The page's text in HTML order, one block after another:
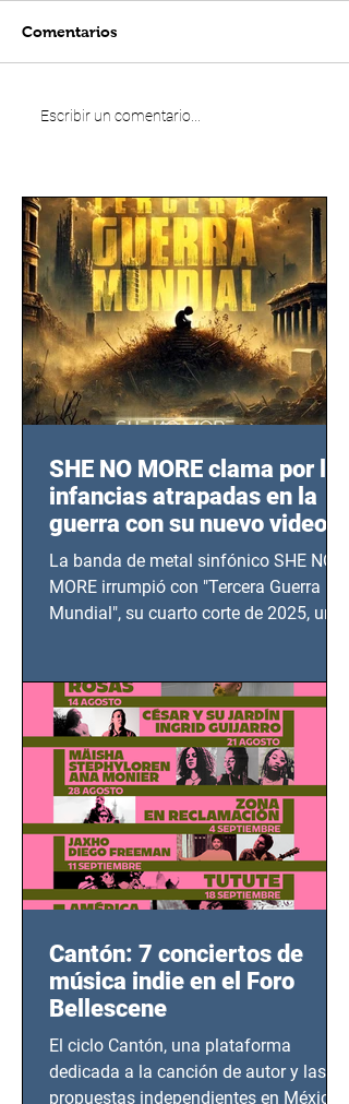
Comentarios
Escribir un comentario...
SHE NO MORE clama por las
infancias atrapadas en la
guerra con su nuevo video
TERCERA GUERRA
MUNDIAL
La banda de metal sinfónico SHE NO
MORE irrumpió con "Tercera Guerra
Mundial", su cuarto corte de 2025, un
bélicos.
Cantón: 7 conciertos de
música indie en el Foro
Bellescene
El ciclo Cantón, una plataforma
dedicada a la canción de autor y las
propuestas independientes en México,